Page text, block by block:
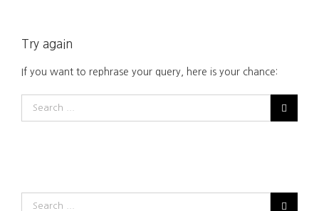
Try again
If you want to rephrase your query, here is your chance: